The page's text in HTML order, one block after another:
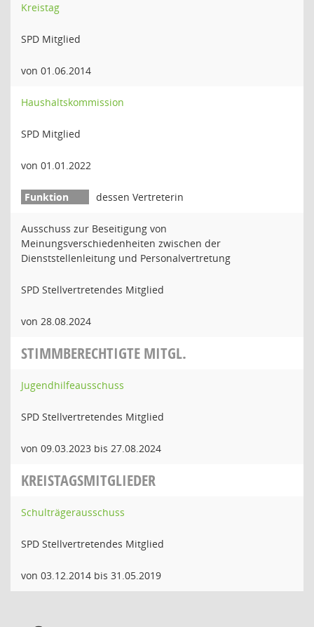
Kreistag
SPD Mitglied
von 01.06.2014
Haushaltskommission
SPD Mitglied
von 01.01.2022
dessen Vertreterin
Ausschuss zur Beseitigung von
Meinungsverschiedenheiten zwischen der
Dienststellenleitung und Personalvertretung
SPD Stellvertretendes Mitglied
von 28.08.2024
STIMMBERECHTIGTE MITGL.
Jugendhilfeausschuss
SPD Stellvertretendes Mitglied
von 09.03.2023 bis 27.08.2024
KREISTAGSMITGLIEDER
Schulträgerausschuss
SPD Stellvertretendes Mitglied
von 03.12.2014 bis 31.05.2019